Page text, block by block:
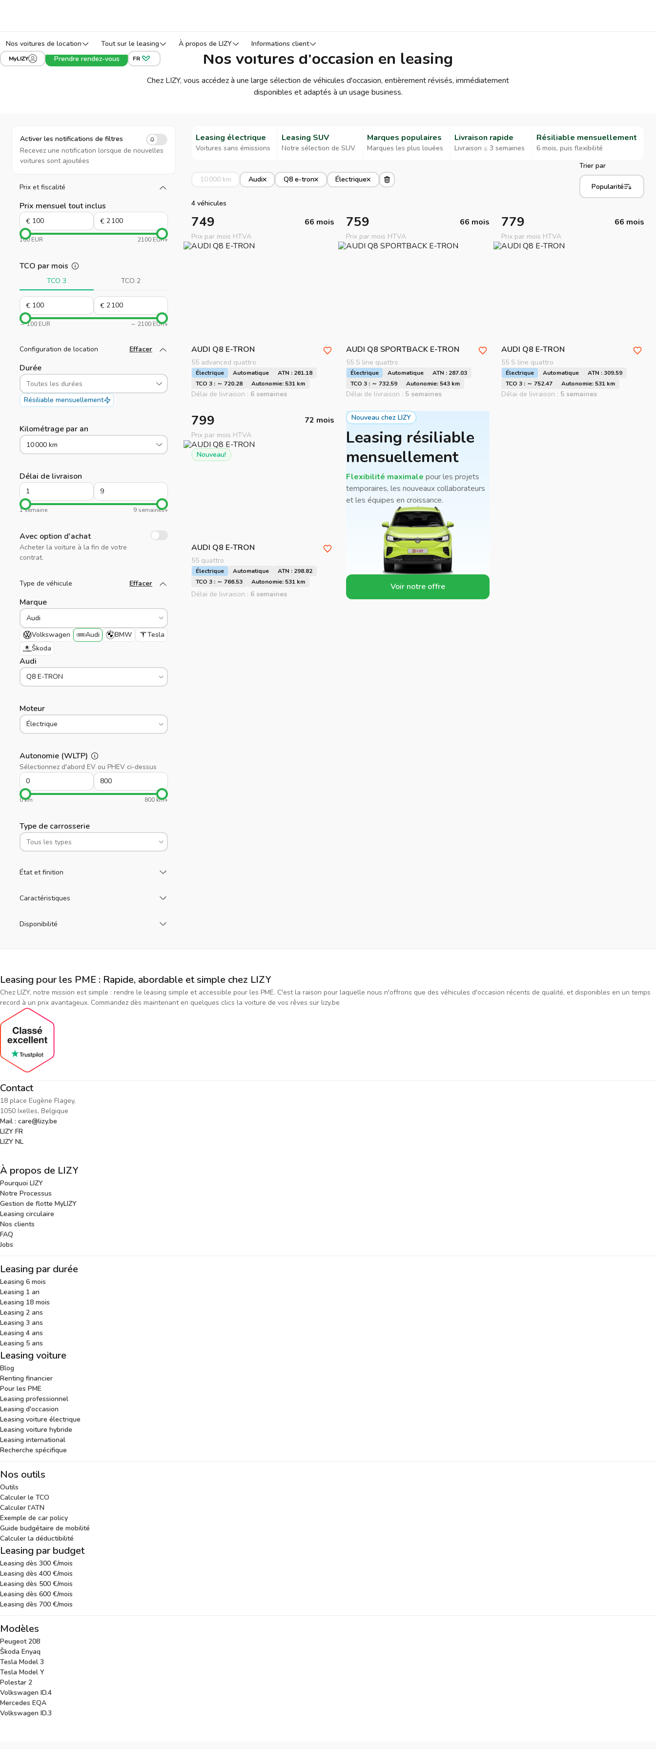
Nos voitures de location Tout sur le leasing À propos de LIZY Informations client
MyLIZY Prendre rendez-vous FR Nos voitures d'occasion en leasing
Chez LIZY, vous accédez à une large sélection de véhicules d'occasion, entièrement révisés, immédiatement
disponibles et adaptés à un usage business.
Activer les notifications de filtres
Recevez une notification lorsque de nouvelles
voitures sont ajoutées
Prix et fiscalité
Prix mensuel tout inclus
€ €
100 EUR 2100 EUR+
TCO par mois
TCO 3 TCO 2
€ €
～ 100 EUR ～ 2100 EUR+
Configuration de location Effacer
Chargez plus
Durée
Toutes les durées
Résiliable mensuellement
Kilométrage par an
10 000 km
Délai de livraison
1 semaine 9 semaines+
Avec option d'achat
Acheter la voiture à la fin de votre
contrat.
Type de véhicule Effacer
Chargez plus
Marque
Volkswagen Audi BMW
Tesla
Škoda
Audi
Moteur
Autonomie (WLTP)
Sélectionnez d'abord EV ou PHEV ci-dessus
0 km 800 km+
Type de carrosserie
État et finition
Caractéristiques
Disponibilité
Leasing électrique
Voitures sans émissions
Leasing SUV
Notre sélection de SUV
Marques populaires
Marques les plus louées
Livraison rapide
Livraison ≤ 3 semaines
Résiliable mensuellement
6 mois, puis flexibilité
10 000 km Audi Q8 e-tron Électrique
Trier par
Popularité
4 véhicules
749 66 mois
Prix par mois HTVA
AUDI Q8 E-TRON
55 advanced quattro
Électrique Automatique
ATN : 261.18
TCO 3 : ～ 720.28
Autonomie: 531 km
Délai de livraison : 6 semaines
759 66 mois
Prix par mois HTVA
AUDI Q8 SPORTBACK E-TRON
55 S line quattro
Électrique Automatique
ATN : 287.03
TCO 3 : ～ 732.59
Autonomie: 543 km
Délai de livraison : 5 semaines
779 66 mois
Prix par mois HTVA
AUDI Q8 E-TRON
55 S line quattro
Électrique Automatique
ATN : 309.59
TCO 3 : ～ 752.47
Autonomie: 531 km
Délai de livraison : 5 semaines
799 72 mois
Prix par mois HTVA
Nouveau!
AUDI Q8 E-TRON
55 quattro
Électrique Automatique
ATN : 298.82
TCO 3 : ～ 766.53
Autonomie: 531 km
Délai de livraison : 6 semaines
Nouveau chez LIZY
Leasing résiliable
mensuellement
Flexibilité maximale pour les projets
temporaires, les nouveaux collaborateurs
et les équipes en croissance.
Voir notre offre
Leasing pour les PME : Rapide, abordable et simple chez LIZY
Chez LIZY, notre mission est simple : rendre le leasing simple et accessible pour les PME. C'est la raison pour laquelle nous n'offrons que des véhicules d'occasion récents de qualité, et disponibles en un temps
record à un prix avantageux. Commandez dès maintenant en quelques clics la voiture de vos rêves sur lizy.be
Contact
18 place Eugène Flagey,
1050 Ixelles, Belgique
Mail : care@lizy.be
LIZY FR
LIZY NL
À propos de LIZY
Pourquoi LIZY
Notre Processus
Gestion de flotte MyLIZY
Leasing circulaire
Nos clients
FAQ
Jobs
Leasing par durée
Leasing 6 mois
Leasing 1 an
Leasing 18 mois
Leasing 2 ans
Leasing 3 ans
Leasing 4 ans
Leasing 5 ans
Leasing voiture
Blog
Renting financier
Pour les PME
Leasing professionnel
Leasing d'occasion
Leasing voiture électrique
Leasing voiture hybride
Leasing international
Recherche spécifique
Nos outils
Outils
Calculer le TCO
Calculer l'ATN
Exemple de car policy
Guide budgétaire de mobilité
Calculer la déductibilité
Leasing par budget
Leasing dès 300 €/mois
Leasing dès 400 €/mois
Leasing dès 500 €/mois
Leasing dès 600 €/mois
Leasing dès 700 €/mois
Modèles
Peugeot 208
Škoda Enyaq
Tesla Model 3
Tesla Model Y
Polestar 2
Volkswagen ID.4
Mercedes EQA
Volkswagen ID.3